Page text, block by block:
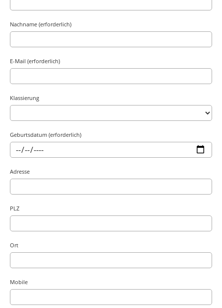
Nachname (erforderlich)
E-Mail (erforderlich)
Klassierung
Geburtsdatum (erforderlich)
Adresse
PLZ
Ort
Mobile